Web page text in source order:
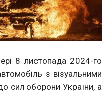
8 листопада 2024-го
з візуальними
сил оборони України, а